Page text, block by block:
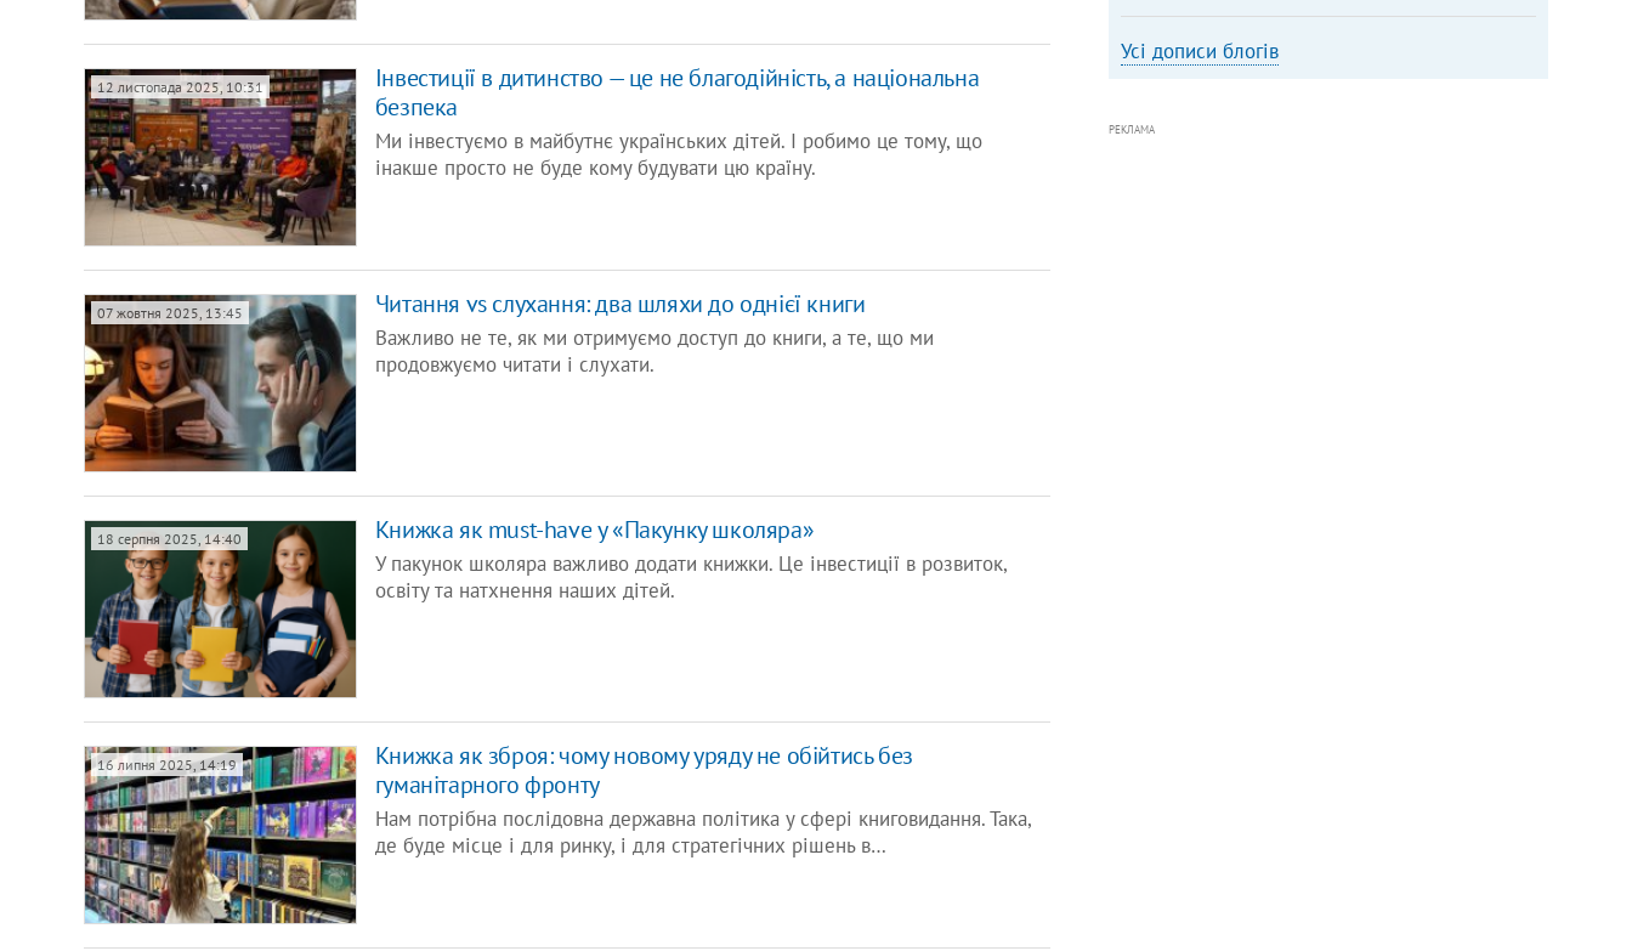
Інвестиції в дитинство — це не благодійність, а національна
безпека
12 листопада 2025, 10:31
Ми інвестуємо в майбутнє українських дітей. І робимо це тому, що
інакше просто не буде кому будувати цю країну.
Читання vs слухання: два шляхи до однієї книги
07 жовтня 2025, 13:45
Важливо не те, як ми отримуємо доступ до книги, а те, що ми
продовжуємо читати і слухати.
Книжка як must-have у «Пакунку школяра»
18 серпня 2025, 14:40
У пакунок школяра важливо додати книжки. Це інвестиції в розвиток,
освіту та натхнення наших дітей.
Книжка як зброя: чому новому уряду не обійтись без
гуманітарного фронту
16 липня 2025, 14:19
Нам потрібна послідовна державна політика у сфері книговидання. Така,
де буде місце і для ринку, і для стратегічних рішень в…
Усі дописи блогів
РЕКЛАМА